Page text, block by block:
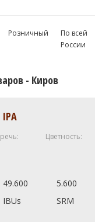
Розничный
По всей
России
- Киров
Цветность:
49.600
IBUs
5.600
SRM